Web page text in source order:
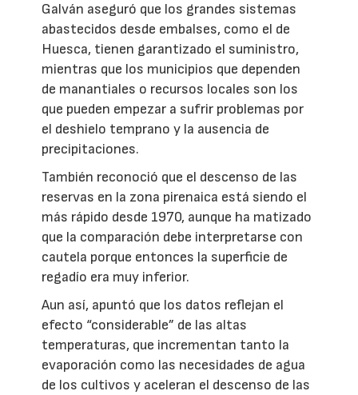
Galván aseguró que los grandes sistemas
abastecidos desde embalses, como el de
Huesca, tienen garantizado el suministro,
mientras que los municipios que dependen
de manantiales o recursos locales son los
que pueden empezar a sufrir problemas por
el deshielo temprano y la ausencia de
precipitaciones.
También reconoció que el descenso de las
reservas en la zona pirenaica está siendo el
más rápido desde 1970, aunque ha matizado
que la comparación debe interpretarse con
cautela porque entonces la superficie de
regadío era muy inferior.
Aun así, apuntó que los datos reflejan el
efecto “considerable” de las altas
temperaturas, que incrementan tanto la
evaporación como las necesidades de agua
de los cultivos y aceleran el descenso de las